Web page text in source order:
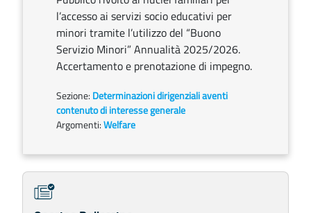
l’accesso ai servizi socio educativi per
minori tramite l’utilizzo del “Buono
Servizio Minori” Annualità 2025/2026.
Accertamento e prenotazione di impegno.
Sezione: Determinazioni dirigenziali aventi
contenuto di interesse generale
Argomenti:Welfare